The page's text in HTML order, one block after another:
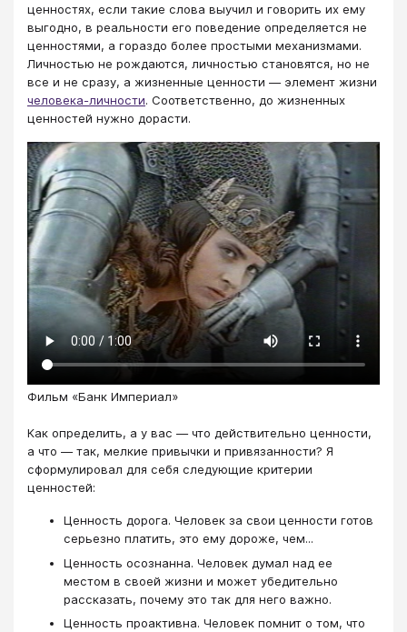
ценностях, если такие слова выучил и говорить их ему
выгодно, в реальности его поведение определяется не
ценностями, а гораздо более простыми механизмами.
Личностью не рождаются, личностью становятся, но не
все и не сразу, а жизненные ценности — элемент жизни
человека-личности. Соответственно, до жизненных
ценностей нужно дорасти.
Фильм «Банк Империал»
Как определить, а у вас — что действительно ценности,
а что — так, мелкие привычки и привязанности? Я
сформулировал для себя следующие критерии
ценностей:
Ценность дорога. Человек за свои ценности готов
серьезно платить, это ему дороже, чем...
Ценность осознанна. Человек думал над ее
местом в своей жизни и может убедительно
рассказать, почему это так для него важно.
Ценность проактивна. Человек помнит о том, что